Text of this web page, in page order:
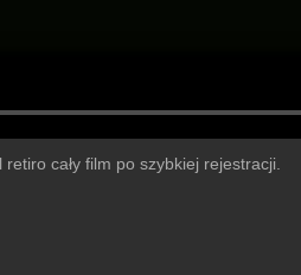
cały film po szybkiej rejestracji.